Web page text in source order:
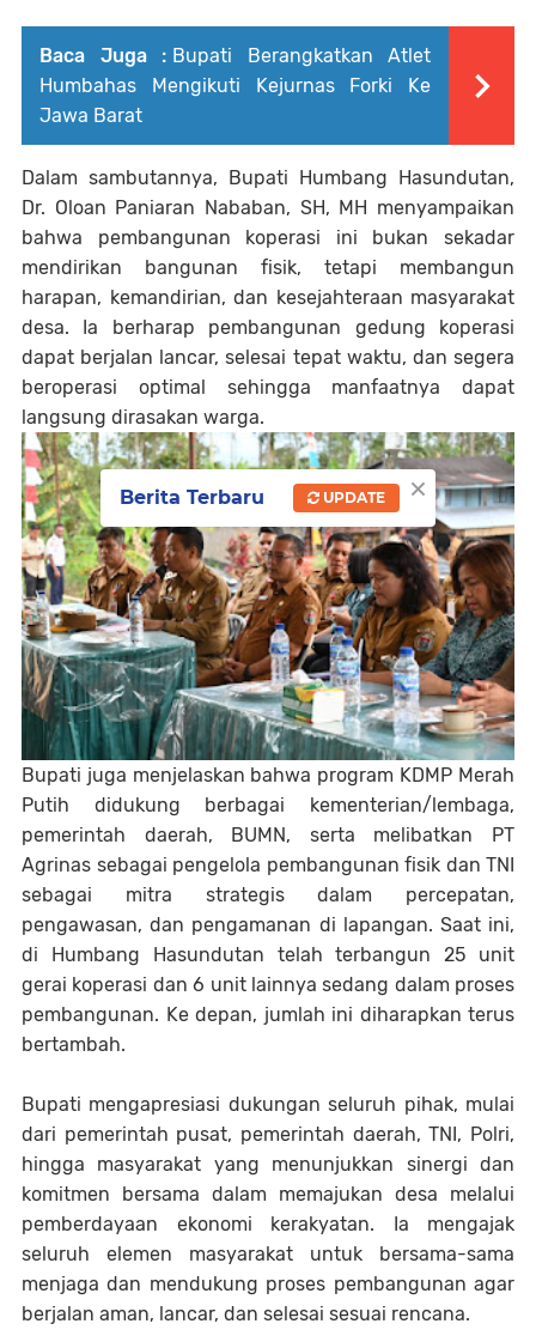
Baca Juga : Bupati Berangkatkan Atlet
Humbahas Mengikuti Kejurnas Forki Ke
Jawa Barat
Dalam sambutannya, Bupati Humbang Hasundutan,
Dr. Oloan Paniaran Nababan, SH, MH menyampaikan
bahwa pembangunan koperasi ini bukan sekadar
mendirikan bangunan fisik, tetapi membangun
harapan, kemandirian, dan kesejahteraan masyarakat
desa. Ia berharap pembangunan gedung koperasi
dapat berjalan lancar, selesai tepat waktu, dan segera
beroperasi optimal sehingga manfaatnya dapat
langsung dirasakan warga.
Bupati juga menjelaskan bahwa program KDMP Merah
Putih didukung berbagai kementerian/lembaga,
pemerintah daerah, BUMN, serta melibatkan PT
Agrinas sebagai pengelola pembangunan fisik dan TNI
sebagai mitra strategis dalam percepatan,
pengawasan, dan pengamanan di lapangan. Saat ini,
di Humbang Hasundutan telah terbangun 25 unit
gerai koperasi dan 6 unit lainnya sedang dalam proses
pembangunan. Ke depan, jumlah ini diharapkan terus
bertambah.
Bupati mengapresiasi dukungan seluruh pihak, mulai
dari pemerintah pusat, pemerintah daerah, TNI, Polri,
hingga masyarakat yang menunjukkan sinergi dan
komitmen bersama dalam memajukan desa melalui
pemberdayaan ekonomi kerakyatan. Ia mengajak
seluruh elemen masyarakat untuk bersama-sama
menjaga dan mendukung proses pembangunan agar
berjalan aman, lancar, dan selesai sesuai rencana.
×
Berita Terbaru UPDATE